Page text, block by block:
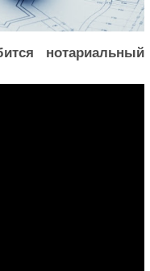
нотариальный